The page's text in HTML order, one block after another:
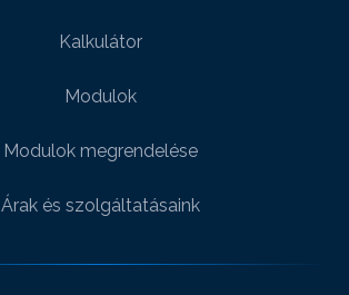
Kalkulátor
Modulok
Modulok megrendelése
Árak és szolgáltatásaink